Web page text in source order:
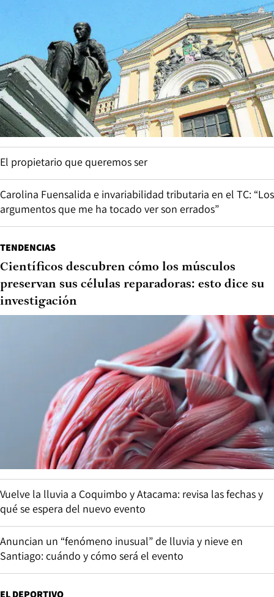
El propietario que queremos ser
Carolina Fuensalida e invariabilidad tributaria en el TC: “Los
argumentos que me ha tocado ver son errados”
TENDENCIAS
Científicos descubren cómo los músculos
preservan sus células reparadoras: esto dice su
investigación
Vuelve la lluvia a Coquimbo y Atacama: revisa las fechas y
qué se espera del nuevo evento
Anuncian un “fenómeno inusual” de lluvia y nieve en
Santiago: cuándo y cómo será el evento
EL DEPORTIVO